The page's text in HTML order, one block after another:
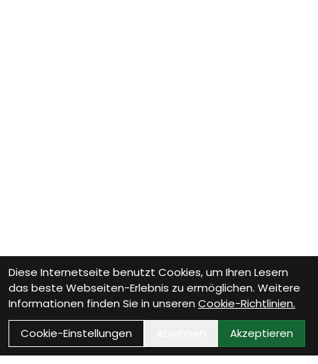
Diese Internetseite benutzt Cookies, um Ihren Lesern
das beste Webseiten-Erlebnis zu ermöglichen. Weitere
Informationen finden Sie in unseren Cookie-Richtlinien.
Cookie-Einstellungen
Akzeptieren